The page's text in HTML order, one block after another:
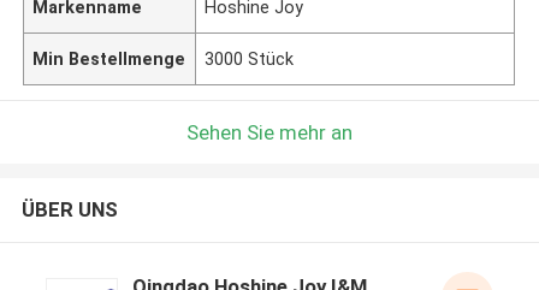
Markenname Hoshine Joy
Min Bestellmenge 3000 Stück
Sehen Sie mehr an
ÜBER UNS